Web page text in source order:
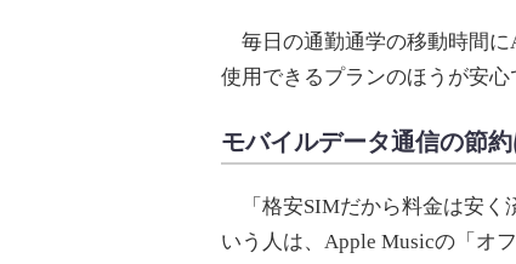
毎日の通勤通学の移動時間に
使用できるプランのほうが安心
モバイルデータ通信の節
「格安SIMだから料金は安く
いう人は、Apple Musicの「オ